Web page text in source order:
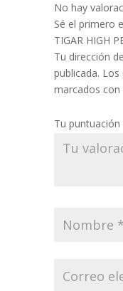
No hay
Sé el primero
TIGAR HIGH
Tu dirección
publicada. Los
marcados con
Tu puntuación